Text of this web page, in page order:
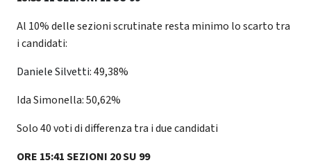
Al 10% delle sezioni scrutinate resta minimo lo scarto tra
i candidati:
Daniele Silvetti:49,38%
Ida Simonella: 50,62%
Solo 40 voti di differenza tra i due candidati
ORE 15:41 SEZIONI 20 SU 99